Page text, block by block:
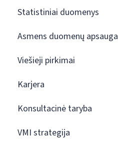
Statistiniai duomenys
Asmens duomenų apsauga
Viešieji pirkimai
Karjera
Konsultacinė taryba
VMI strategija